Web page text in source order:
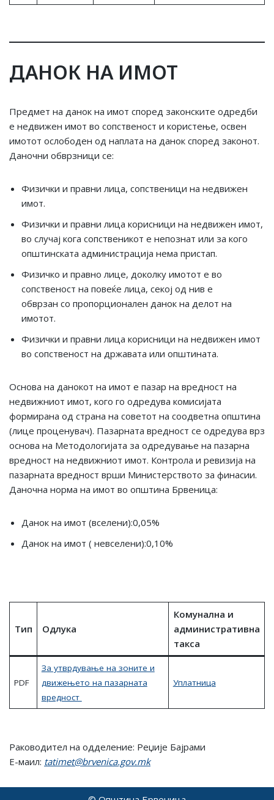
ДАНОК НА ИМОТ
Предмет на данок на имот според законските одредби
е недвижeн имот во сопственост и користење, освен
имотот ослободен од наплата на данок според законот.
Даночни обврзници се:
Физички и правни лица, сопственици на недвижeн
имот.
Физички и правни лица корисници на недвижен имот,
во случај кога сопственикот е непознат или за кого
општинската администрација нема пристап.
Физичко и правно лице, доколку имотот е во
сопственост на повеќе лица, секој од нив е
обврзан со пропорционален данок на делот на
имотот.
Физички и правни лица корисници на недвижен имот
во сопственост на државата или општината.
Основа на данокот на имот е пазар на вредност на
недвижниот имот, кого го одредува комисијата
формирана од страна на советот на соодветна општина
(лице проценувач). Пазарната вредност се одредува врз
основа на Методологијата за одредување на пазарна
вредност на недвижниот имот. Контрола и ревизија на
пазарната вредност врши Министерството за финасии.
Даночна норма на имот во општина Брвеница:
Данок на имот (вселени):0,05%
Данок на имот ( невселени):0,10%
Tип Одлука
Комунална и
административна
такса
PDF
За утврдување на зоните и
движењето на пазарната
вредност
Уплатница
Раководител на одделение: Реџије Бајрами
Е-маил: tatimet@brvenica.gov.mk